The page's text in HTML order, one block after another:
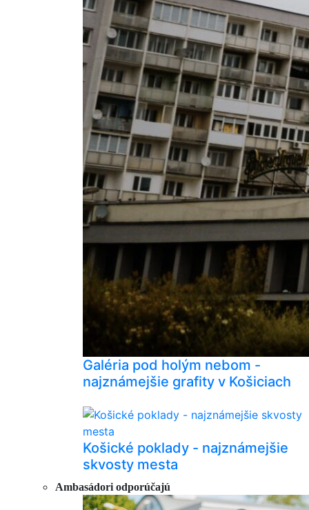
Galéria pod holým nebom -
najznámejšie grafity v Košiciach
Košické poklady - najznámejšie
skvosty mesta
Ambasádori odporúčajú